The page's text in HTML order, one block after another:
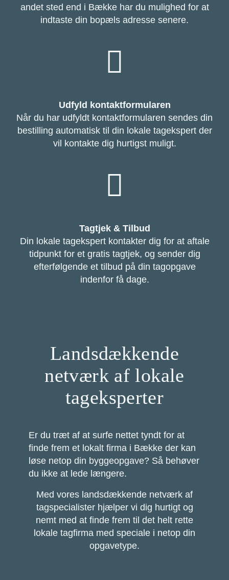
andet sted end i Bække har du mulighed for at
indtaste din bopæls adresse senere.
Udfyld kontaktformularen
Når du har udfyldt kontaktformularen sendes din
bestilling automatisk til din lokale tagekspert der
vil kontakte dig hurtigst muligt.
Tagtjek & Tilbud
Din lokale tagekspert kontakter dig for at aftale
tidpunkt for et gratis tagtjek, og sender dig
efterfølgende et tilbud på din tagopgave
indenfor få dage.
Landsdækkende
netværk af lokale
tageksperter
Er du træt af at surfe nettet tyndt for at
finde frem et lokalt firma i Bække der kan
løse netop din byggeopgave? Så behøver
du ikke at lede længere.
Med vores landsdækkende netværk af
tagspecialister hjælper vi dig hurtigt og
nemt med at finde frem til det helt rette
lokale tagfirma med speciale i netop din
opgavetype.